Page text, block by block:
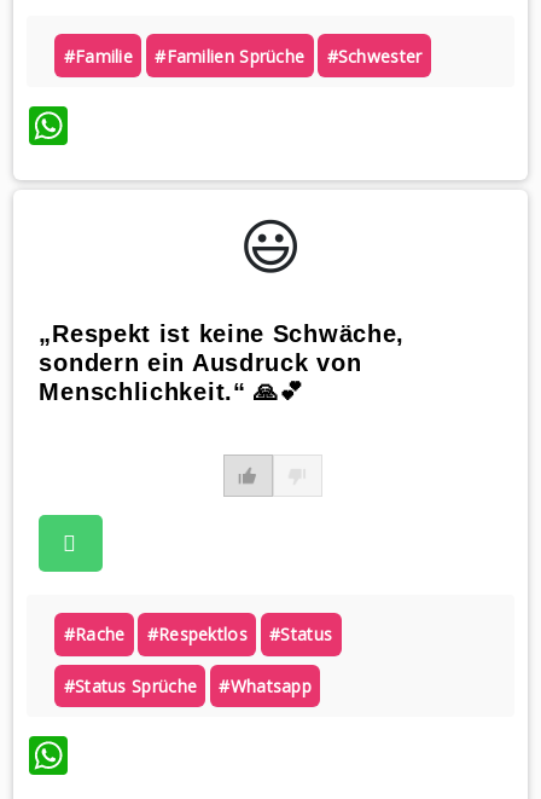
#familie #familien Sprüche #schwester
WhatsApp
😃️
„Respekt ist keine Schwäche,
sondern ein Ausdruck von
Menschlichkeit.“ 🙏💕
#rache #respektlos #status
#status Sprüche #whatsapp
WhatsApp